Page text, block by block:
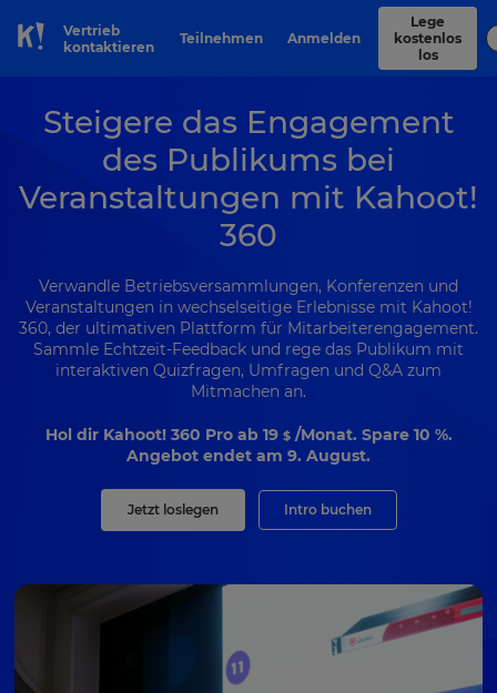
Skip to Page content
Vertrieb
kontaktieren
Teilnehmen Anmelden
Lege
kostenlos
los
Steigere das Engagement
des Publikums bei
Veranstaltungen mit Kahoot!
360
Verwandle Betriebsversammlungen, Konferenzen und
Veranstaltungen in wechselseitige Erlebnisse mit Kahoot!
360, der ultimativen Plattform für Mitarbeiterengagement.
Sammle Echtzeit-Feedback und rege das Publikum mit
interaktiven Quizfragen, Umfragen und Q&A zum
Mitmachen an.
Hol dir Kahoot! 360 Pro ab 19 $/Monat. Spare 10 %.
Angebot endet am 9. August.
Jetzt loslegen Intro buchen